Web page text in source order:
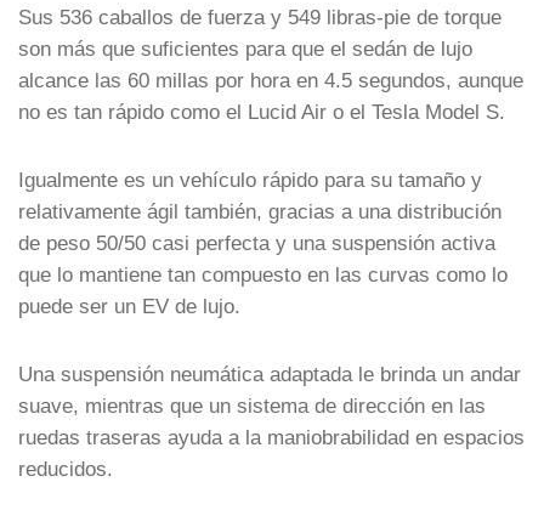
Sus 536 caballos de fuerza y 549 libras-pie de torque
son más que suficientes para que el sedán de lujo
alcance las 60 millas por hora en 4.5 segundos, aunque
no es tan rápido como el Lucid Air o el Tesla Model S.
Igualmente es un vehículo rápido para su tamaño y
relativamente ágil también, gracias a una distribución
de peso 50/50 casi perfecta y una suspensión activa
que lo mantiene tan compuesto en las curvas como lo
puede ser un EV de lujo.
Una suspensión neumática adaptada le brinda un andar
suave, mientras que un sistema de dirección en las
ruedas traseras ayuda a la maniobrabilidad en espacios
reducidos.